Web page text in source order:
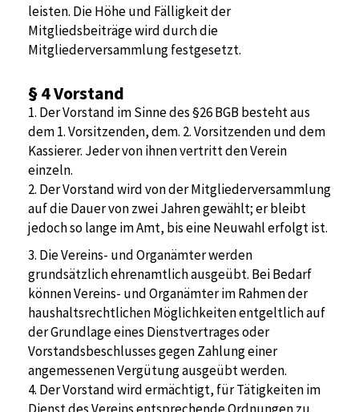
leisten. Die Höhe und Fälligkeit der
Mitgliedsbeiträge wird durch die
Mitgliederversammlung festgesetzt.
§ 4Vorstand
1. Der Vorstand im Sinne des §26 BGB besteht aus
dem 1. Vorsitzenden, dem. 2. Vorsitzenden und dem
Kassierer. Jeder von ihnen vertritt den Verein
einzeln.
2. Der Vorstand wird von der Mitgliederversammlung
auf die Dauer von zwei Jahren gewählt; er bleibt
jedoch so lange im Amt, bis eine Neuwahl erfolgt ist.
3. Die Vereins- und Organämter werden
grundsätzlich ehrenamtlich ausgeübt. Bei Bedarf
können Vereins- und Organämter im Rahmen der
haushaltsrechtlichen Möglichkeiten entgeltlich auf
der Grundlage eines Dienstvertrages oder
Vorstandsbeschlusses gegen Zahlung einer
angemessenen Vergütung ausgeübt werden.
4. Der Vorstand wird ermächtigt, für Tätigkeiten im